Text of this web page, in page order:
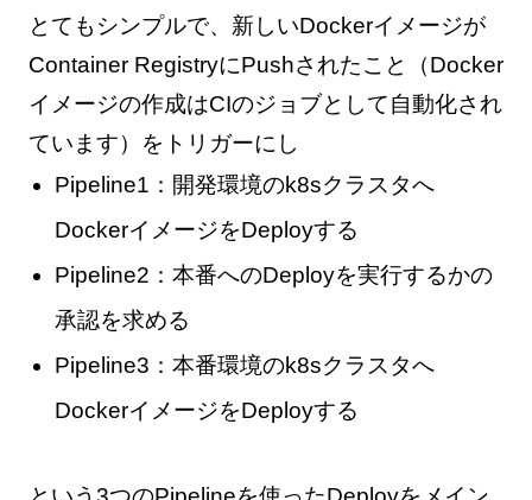
とてもシンプルで、新しいDockerイメージが
Container RegistryにPushされたこと（Docker
イメージの作成はCIのジョブとして自動化され
ています）をトリガーにし
Pipeline1：開発環境のk8sクラスタへ
DockerイメージをDeployする
Pipeline2：本番へのDeployを実行するかの
承認を求める
Pipeline3：本番環境のk8sクラスタへ
DockerイメージをDeployする